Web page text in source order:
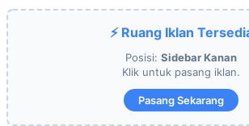
⚡ Ruang Iklan
Posisi: Sidebar Kanan
Klik untuk pasang iklan.
Pasang Sekarang